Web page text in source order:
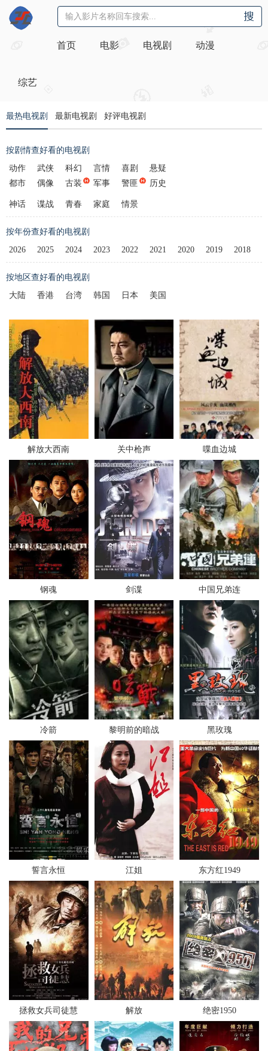
首页 电影 电视剧 动漫
综艺
最热电视剧 最新电视剧 好评电视剧
按剧情查好看的电视剧
动作
武侠 科幻 言情 喜剧
悬疑
都市
偶像 古装 军事 警匪 历史
神话 谍战 青春 家庭 情景
按年份查好看的电视剧
2026
2025 2024 2023 2022 2021 2020 2019 2018
按地区查好看的电视剧
大陆
香港 台湾 韩国 日本 美国
解放大西南 关中枪声 喋血边城
钢魂 剑谍 中国兄弟连
冷箭 黎明前的暗战 黑玫瑰
誓言永恒 江姐 东方红1949
拯救女兵司徒慧 解放 绝密1950